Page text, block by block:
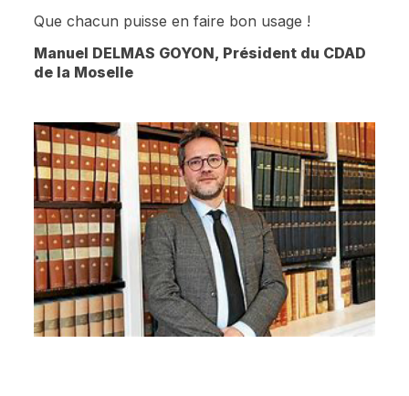
Que chacun puisse en faire bon usage !
Manuel DELMAS GOYON, Président du CDAD
de la Moselle